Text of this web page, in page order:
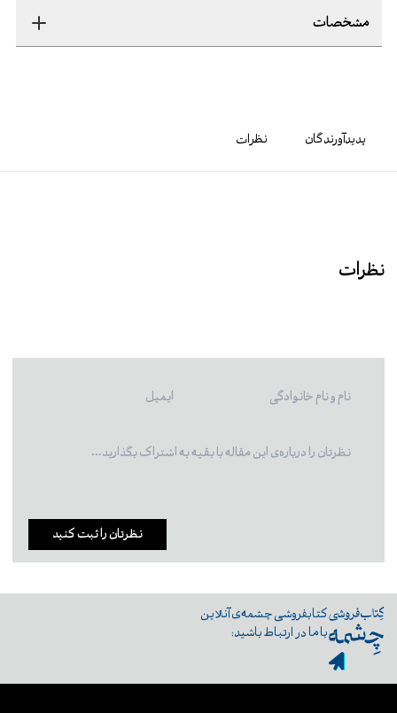
مشخصات
پدیدآورندگان نظرات
نظرات
نظرتان را ثبت کنید
کتابفروشی چشمه‌ی آنلاین
با ما در ارتباط باشید: